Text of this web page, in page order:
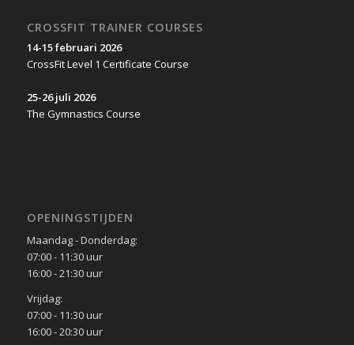
CROSSFIT TRAINER COURSES
14-15 februari 2026
CrossFit Level 1 Certificate Course
25-26 juli 2026
The Gymnastics Course
OPENINGSTIJDEN
Maandag - Donderdag:
07:00 - 11:30 uur
16:00 - 21:30 uur
Vrijdag:
07:00 - 11:30 uur
16:00 - 20:30 uur